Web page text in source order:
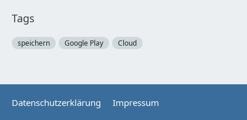
Tags
speichern Google Play Cloud
Datenschutzerklärung Impressum